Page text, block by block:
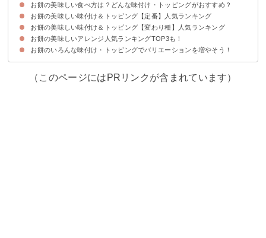
お餅の美味しい食べ方は？どんな味付け・トッピングがおすすめ？
お餅の美味しい味付け＆トッピング【定番】人気ランキング
12位：お餅＋ごま＋砂糖＋醤油
11位：お餅＋はちみつ＋バター
10位：お餅＋ご飯＋粒あん
9位：お餅＋冷凍枝豆＋牛乳＋砂糖
8位：お餅＋よもぎ＋あんこ＋きな粉
7位：お餅＋ごま＋あんこ
6位：お餅＋大根おろし＋ねぎ
5位：お餅＋納豆＋ねぎ
4位：お餅＋海苔＋醤油＋砂糖
3位：お餅＋あずき缶詰＋栗の甘露煮
2位：お餅＋醤油＋砂糖＋片栗粉
1位：お餅＋きなこ
お餅の美味しい味付け＆トッピング【変わり種】人気ランキング
10位：お餅＋デュカ＋オリーブオイル
9位：お餅＋めんつゆ＋大根おろし＋海苔
8位：お餅＋黒豆＋ドライフルーツ＋くるみ
7位：お餅＋くるみ＋ごま＋味噌
6位：お餅＋コチュジャン＋ごま油
5位：お餅＋ベーコン＋海苔＋バター
4位：お餅＋キムチ＋チーズ
3位：お餅＋味付けいなり＋海苔
2位：お餅＋チョコレート＋ココア＋牛乳
1位：お餅＋しらす＋マヨネーズ
お餅の美味しいアレンジ人気ランキングTOP3も！
3位：切り餅で作る山菜おこわ
2位；油揚げのねぎ餅はさみ焼き
1位；フライパンで作るお餅のピザ
お餅のいろんな味付け・トッピングでバリエーションを増やそう！
（このページにはPRリンクが含まれています）